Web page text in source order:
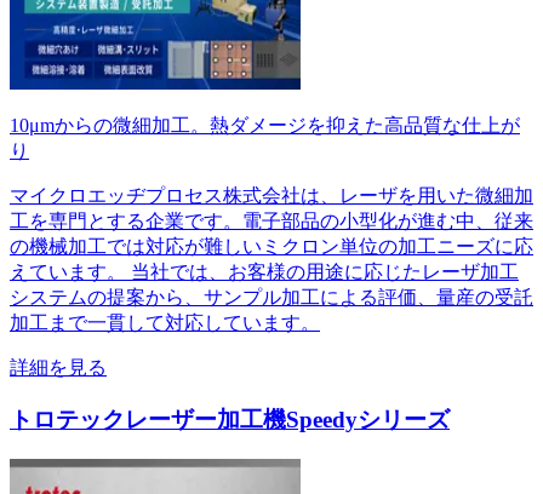
10μmからの微細加工。熱ダメージを抑えた高品質な仕上が
り
マイクロエッヂプロセス株式会社は、レーザを用いた微細加
工を専門とする企業です。電子部品の小型化が進む中、従来
の機械加工では対応が難しいミクロン単位の加工ニーズに応
えています。 当社では、お客様の用途に応じたレーザ加工
システムの提案から、サンプル加工による評価、量産の受託
加工まで一貫して対応しています。
詳細を見る
トロテックレーザー加工機Speedyシリーズ